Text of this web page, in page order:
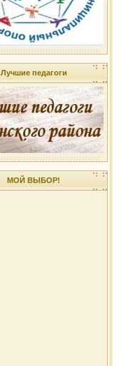
Лучшие педагоги
МОЙ ВЫБОР!